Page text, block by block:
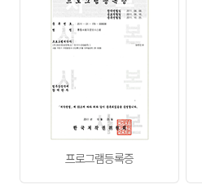
프로그램등록증
제11조 (고객의 의무)
① 고객은 회사가 정한 서비스 이
납입할 의무가 있습니다.
②고객은 회사와 타 고객의 서비스
행위를 할 수 없습니다.
③고객은 회사의 서비스를 이용
국제법상의 불법적인 행위를 할
④고객은 자신이 운영 중인 서버
관련한 정기적인 보안 업데이트
제외하고는 발생한 보안 사고에